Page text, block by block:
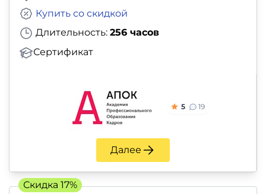
Длительность: 256 часов
Сертификат
Купить со скидкой
5 19
Далее
Скидка 17%